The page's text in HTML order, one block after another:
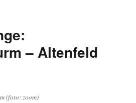
durch
– Altenfeld
(foto: zoom)